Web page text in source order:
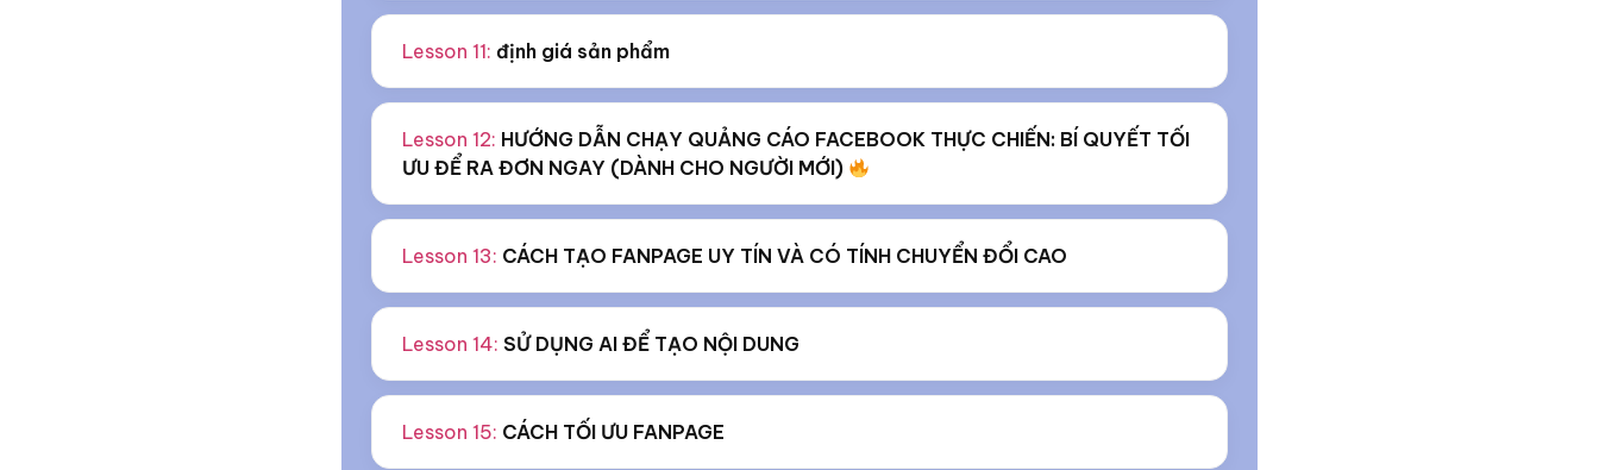
Lesson 11: định giá sản phẩm
Lesson 12: HƯỚNG DẪN CHẠY QUẢNG CÁO FACEBOOK THỰC CHIẾN: BÍ QUYẾT TỐI
ƯU ĐỂ RA ĐƠN NGAY (DÀNH CHO NGƯỜI MỚI)
Lesson 13: CÁCH TẠO FANPAGE UY TÍN VÀ CÓ TÍNH CHUYỂN ĐỔI CAO
Lesson 14: SỬ DỤNG AI ĐỂ TẠO NỘI DUNG
Lesson 15: CÁCH TỐI ƯU FANPAGE